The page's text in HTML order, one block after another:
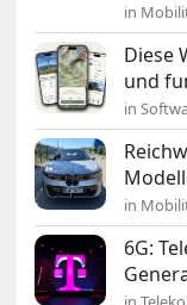
in
Diese
und
in
in
6G: